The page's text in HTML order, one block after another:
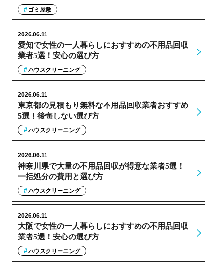
ゴミ屋敷
愛知で女性の一人暮らしにおすすめの不用品回収
業者5選！安心の選び方
2026.06.11
ハウスクリーニング
東京都の見積もり無料な不用品回収業者おすすめ
5選！後悔しない選び方
2026.06.11
ハウスクリーニング
神奈川県で大量の不用品回収が得意な業者5選！
一括処分の費用と選び方
2026.06.11
ハウスクリーニング
大阪で女性の一人暮らしにおすすめの不用品回収
業者5選！安心の選び方
2026.06.11
ハウスクリーニング